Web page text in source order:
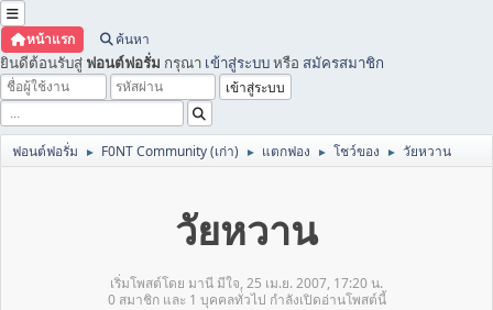
หน้าแรก ค้นหา
ยินดีต้อนรับสู่ ฟอนต์ฟอรั่ม กรุณา เข้าสู่ระบบหรือ สมัครสมาชิก
ฟอนต์ฟอรั่ม ► F0NT Community (เก่า) ► แตกฟอง ► โชว์ของ ► วัยหวาน
วัยหวาน
เริ่มโพสต์โดย มานี มีใจ, 25 เม.ย. 2007, 17:20 น.
0 สมาชิก และ 1 บุคคลทั่วไป กำลังเปิดอ่านโพสต์นี้